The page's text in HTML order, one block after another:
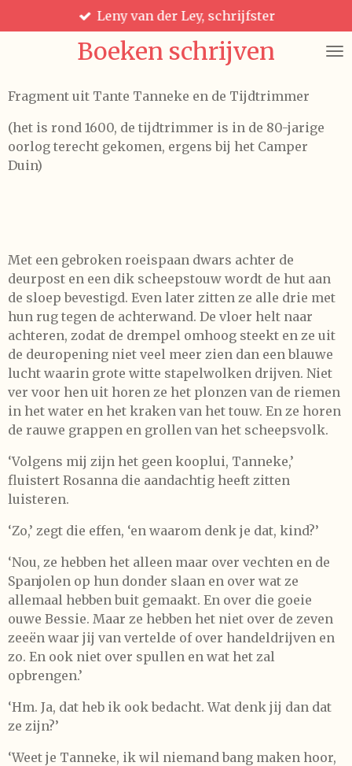
direct
hoofdinhoud
Boeken schrijven
Leny van der Ley, schrijfster
Fragment uit Tante Tanneke en de Tijdtrimmer
(het is rond 1600, de tijdtrimmer is in de 80-jarige
oorlog terecht gekomen, ergens bij het Camper
Duin)
Met een gebroken roeispaan dwars achter de
deurpost en een dik scheepstouw wordt de hut aan
de sloep bevestigd. Even later zitten ze alle drie met
hun rug tegen de achterwand. De vloer helt naar
achteren, zodat de drempel omhoog steekt en ze uit
de deuropening niet veel meer zien dan een blauwe
lucht waarin grote witte stapelwolken drijven. Niet
ver voor hen uit horen ze het plonzen van de riemen
in het water en het kraken van het touw. En ze horen
de rauwe grappen en grollen van het scheepsvolk.
‘Volgens mij zijn het geen kooplui, Tanneke,’
fluistert Rosanna die aandachtig heeft zitten
luisteren.
‘Zo,’ zegt die effen, ‘en waarom denk je dat, kind?’
‘Nou, ze hebben het alleen maar over vechten en de
Spanjolen op hun donder slaan en over wat ze
allemaal hebben buit gemaakt. En over die goeie
ouwe Bessie. Maar ze hebben het niet over de zeven
zeeën waar jij van vertelde of over handeldrijven en
zo. En ook niet over spullen en wat het zal
opbrengen.’
‘Hm. Ja, dat heb ik ook bedacht. Wat denk jij dan dat
ze zijn?’
‘Weet je Tanneke, ik wil niemand bang maken hoor,